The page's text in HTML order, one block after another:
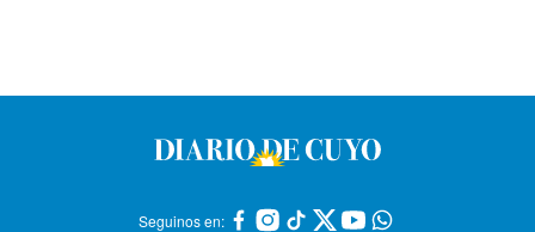
Seguinos en: